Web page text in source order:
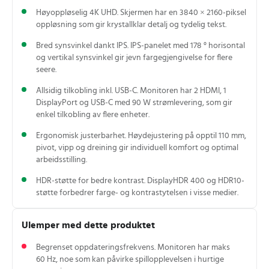
Høyoppløselig 4K UHD. Skjermen har en 3840 × 2160-piksel
oppløsning som gir krystallklar detalj og tydelig tekst.
Bred synsvinkel dankt IPS. IPS‑panelet med 178 ° horisontal
og vertikal synsvinkel gir jevn fargegjengivelse for flere
seere.
Allsidig tilkobling inkl. USB‑C. Monitoren har 2 HDMI, 1
DisplayPort og USB‑C med 90 W strømlevering, som gir
enkel tilkobling av flere enheter.
Ergonomisk justerbarhet. Høydejustering på opptil 110 mm,
pivot, vipp og dreining gir individuell komfort og optimal
arbeidsstilling.
HDR‑støtte for bedre kontrast. DisplayHDR 400 og HDR10-
støtte forbedrer farge- og kontrastytelsen i visse medier.
Ulemper med dette produktet
Begrenset oppdateringsfrekvens. Monitoren har maks
60 Hz, noe som kan påvirke spillopplevelsen i hurtige